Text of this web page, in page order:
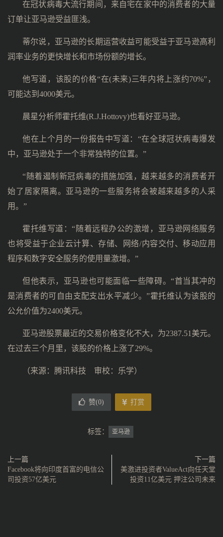
在冠状病毒大流行期间，来自宅在家中的消费者的大量
订单让亚马逊受益匪浅。
蒂尔说，亚马逊的长期运营收益可能受益于亚马逊高利
润率业务的更快增长和市场份额的增长。
他写道，该股的价格“在(未来)三年内将上涨约70%”，
可能达到4000美元。
晨星分析师霍托维(R.J.Hottovy)也看好亚马逊。
他在上个月的一份报告中写道：“在全球冠状病毒爆发
中，亚马逊处于一个非常独特的位置。”
“随着遏制新冠病毒的措施加强，越来越多的消费者开
始了居家隔离。亚马逊的一些服务将会被越来越多的人采
用。”
霍托维写道：“随着远程办公的激增，亚马逊网络服务
也将受益于企业云计算、存储、网络/内容交付、移动应用
程序和数字安全服务的使用量激增。”
但他表示，亚马逊也可能面临一些障碍。“首当其冲的
是消费者的可自由支配支出水平减少。”霍托维认为该股的
公允价值为2400美元。
亚马逊股票最近的交易价格变化不大，为2387.51美元。
在过去三个月里，该股的价格上涨了29%。
（来源：腾讯科技 审校：乐学）
赞(0) 打赏
标签： 亚马逊
上一篇
Facebook将向印度首富的电信公
司投资57亿美元
下一篇
美激进投资者ValueAct向任天堂
投资11亿美元 押注公司未来